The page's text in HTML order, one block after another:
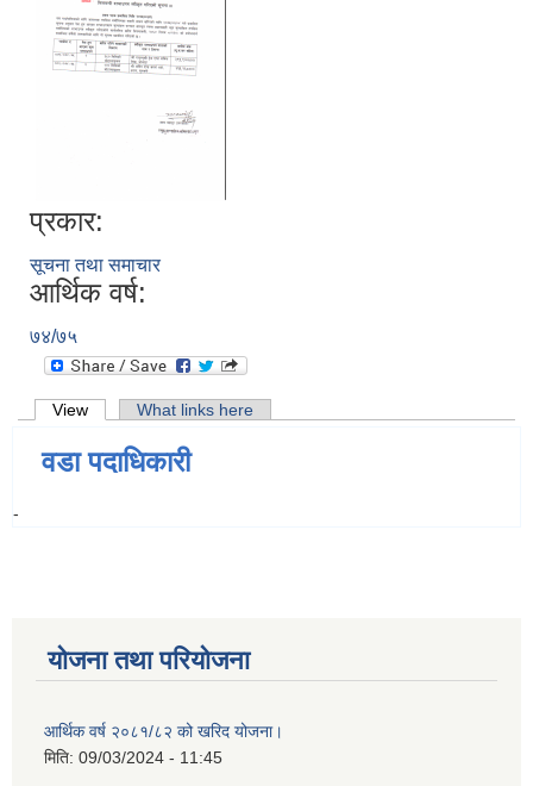
प्रकार:
सूचना तथा समाचार
आर्थिक वर्ष:
७४/७५
Primary tabs
View (active tab)What links here
वडा पदाधिकारी
-
योजना तथा परियोजना
आर्थिक वर्ष २०८१/८२ को खरिद योजना।
मिति: 09/03/2024 - 11:45